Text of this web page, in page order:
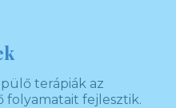
terápiák az
folyamatait fejlesztik.